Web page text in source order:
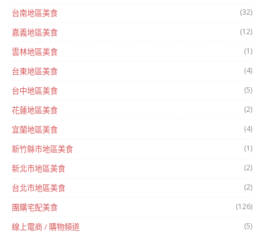
台南地區美食 (32)
嘉義地區美食 (12)
雲林地區美食 (1)
台東地區美食 (4)
台中地區美食 (5)
花蓮地區美食 (2)
宜蘭地區美食 (4)
新竹縣市地區美食 (1)
新北市地區美食 (2)
台北市地區美食 (2)
團購宅配美食 (126)
線上電商 / 購物頻道 (5)